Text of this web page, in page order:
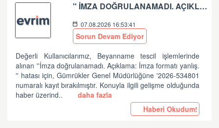
'' İMZA DOĞRULANAMADI. AÇIKLAMA: İMZA FORMATI YANLIŞ.'' HATASI HK
07.08.2026 16:53:41
Sorun Devam Ediyor
Değerli Kullanıcılarımız, Beyanname tescil işlemlerinde
alınan ''İmza doğrulanamadı. Açıklama: İmza formatı yanlış.
'' hatası için, Gümrükler Genel Müdürlüğüne '2026-534801
numaralı kayıt bırakılmıştır. Konuyla ilgili gelişme olduğunda
haber üzerind..
daha fazla
Haberi Okudum!